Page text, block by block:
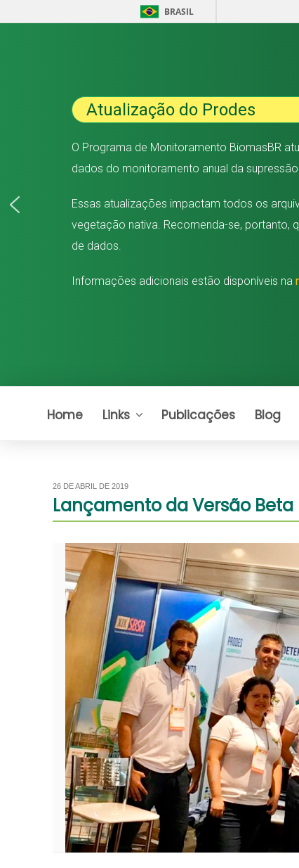
BRASIL
Atualização do Prodes
O Programa de Monitoramento BiomasBR
dados do monitoramento anual da
Essas atualizações impactam todos os
vegetação nativa. Recomenda-se, portanto,
de dados.
Informações adicionais estão disponíveis na
Home Links Publicações Blog
PUBLICADO
EM
26 DE ABRIL DE 2019
Lançamento da Versão Beta